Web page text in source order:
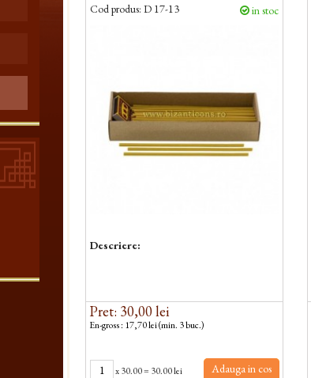
Cod produs: D 17-13 in stoc
Descriere:
Pret: 30,00 lei
En-gross : 17,70 lei (min. 3 buc.)
x30.00= 30.00 lei Adauga in cos